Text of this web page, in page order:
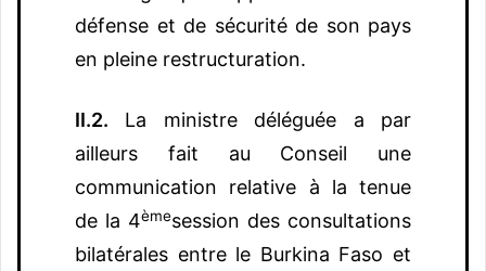
défense et de sécurité de son pays
en pleine restructuration.
II.2. La ministre déléguée a par
ailleurs fait au Conseil une
communication relative à la tenue
de la 4èmesession des consultations
bilatérales entre le Burkina Faso et